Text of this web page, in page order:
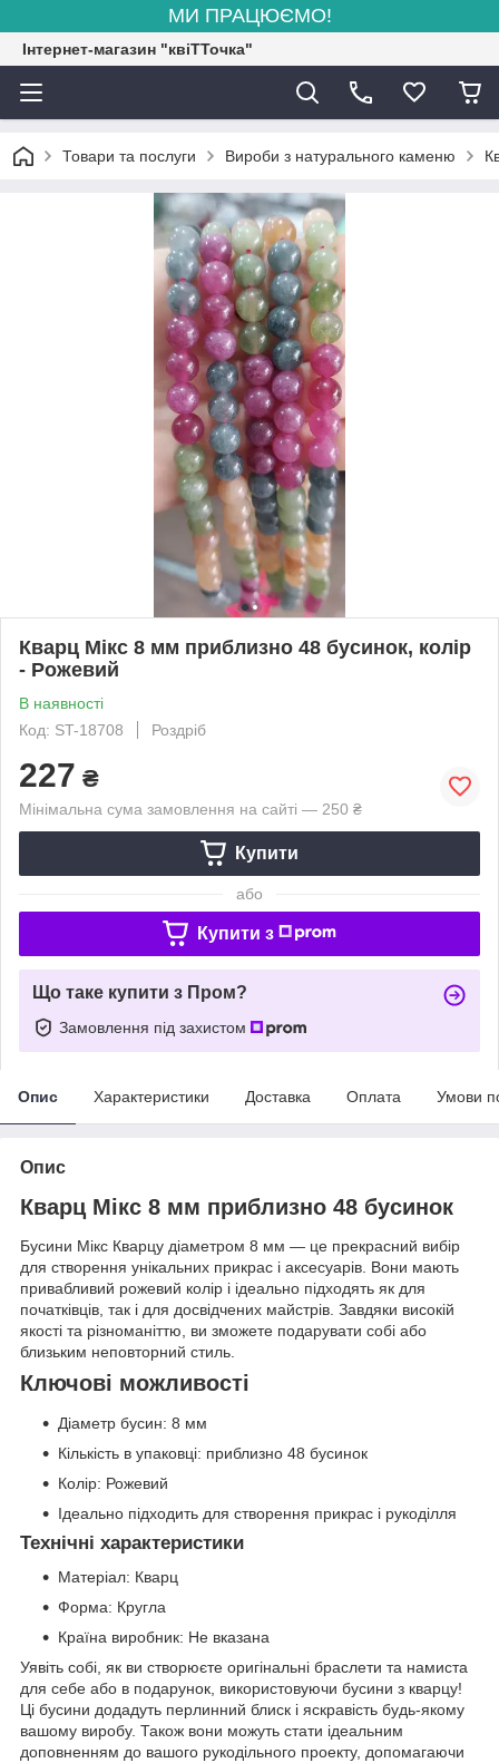
МИ ПРАЦЮЄМО!
Інтернет-магазин "квіТТочка"
Товари та послуги Вироби з натурального каменю
Кварц Мікс 8 мм приблизно 48 бусинок, колір
- Рожевий
В наявності
Код: ST-18708
Роздріб
227 ₴
Мінімальна сума замовлення на сайті — 250 ₴
Купити
або
Купити з
Що таке купити з Пром?
Замовлення під захистом
Опис Характеристики Доставка Оплата Умови
Опис
Кварц Мікс 8 мм приблизно 48 бусинок
Бусини Мікс Кварцу діаметром 8 мм — це прекрасний вибір
для створення унікальних прикрас і аксесуарів. Вони мають
привабливий рожевий колір і ідеально підходять як для
початківців, так і для досвідчених майстрів. Завдяки високій
якості та різноманіттю, ви зможете подарувати собі або
близьким неповторний стиль.
Ключові можливості
Діаметр бусин: 8 мм
Кількість в упаковці: приблизно 48 бусинок
Колір: Рожевий
Ідеально підходить для створення прикрас і рукоділля
Технічні характеристики
Матеріал: Кварц
Форма: Кругла
Країна виробник: Не вказана
Уявіть собі, як ви створюєте оригінальні браслети та намиста
для себе або в подарунок, використовуючи бусини з кварцу!
Ці бусини додадуть перлинний блиск і яскравість будь-якому
вашому виробу. Також вони можуть стати ідеальним
доповненням до вашого рукодільного проекту, допомагаючи